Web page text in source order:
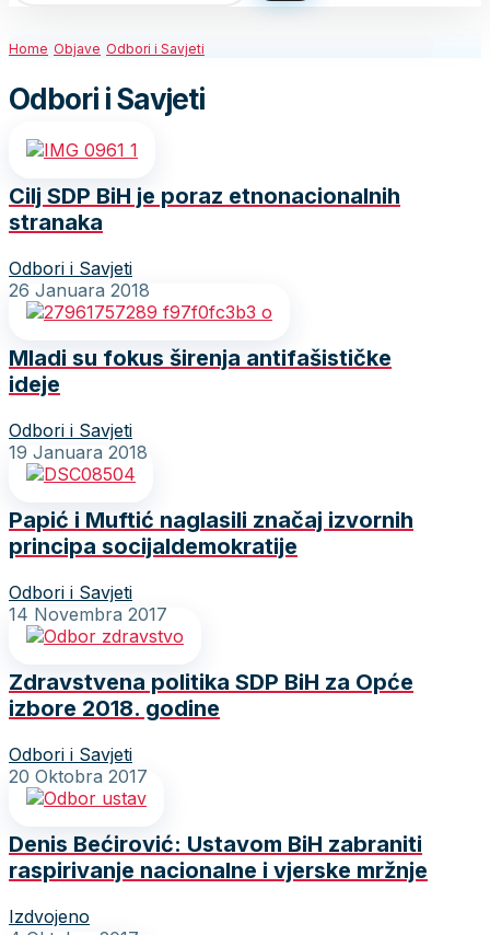
Home Objave Odbori i Savjeti
Odbori i Savjeti
Cilj SDP BiH je poraz etnonacionalnih
stranaka
Odbori i Savjeti
26 Januara 2018
Mladi su fokus širenja antifašističke
ideje
Odbori i Savjeti
19 Januara 2018
Papić i Muftić naglasili značaj izvornih
principa socijaldemokratije
Odbori i Savjeti
14 Novembra 2017
Zdravstvena politika SDP BiH za Opće
izbore 2018. godine
Odbori i Savjeti
20 Oktobra 2017
Denis Bećirović: Ustavom BiH zabraniti
raspirivanje nacionalne i vjerske mržnje
Izdvojeno